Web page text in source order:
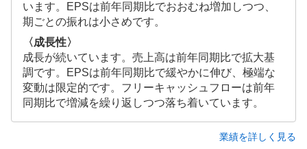
います。EPSは前年同期比でおおむね増加しつつ、
期ごとの振れは小さめです。
〈成長性〉
成長が続いています。売上高は前年同期比で拡大基
調です。EPSは前年同期比で緩やかに伸び、極端な
変動は限定的です。フリーキャッシュフローは前年
同期比で増減を繰り返しつつ落ち着いています。
業績を詳しく見る